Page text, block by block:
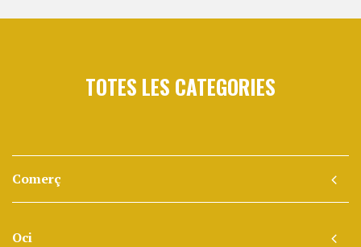
TOTES LES CATEGORIES
Comerç
Oci